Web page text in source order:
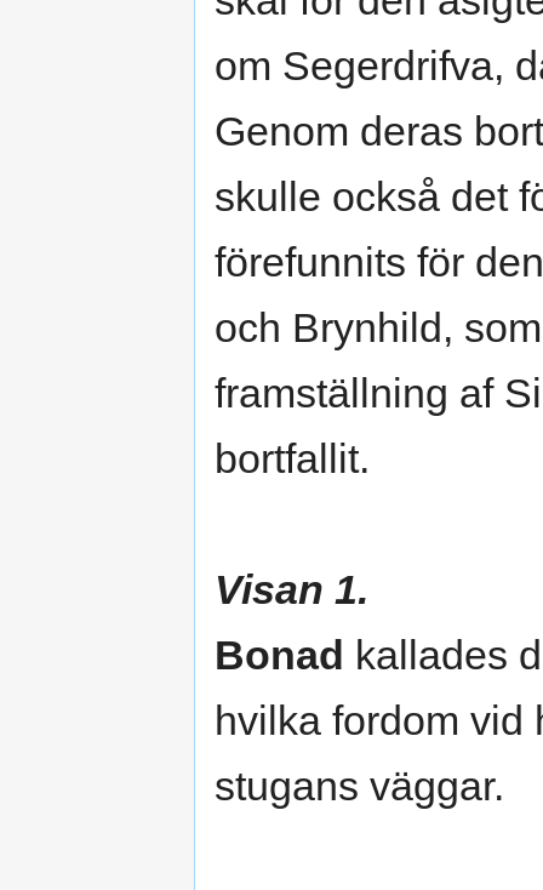
om Segerdrifva,
Genom deras
skulle också det
förefunnits för
och Brynhild,
framställning af
bortfallit.
Visan 1.
Bonad kallades
hvilka fordom
stugans väggar.